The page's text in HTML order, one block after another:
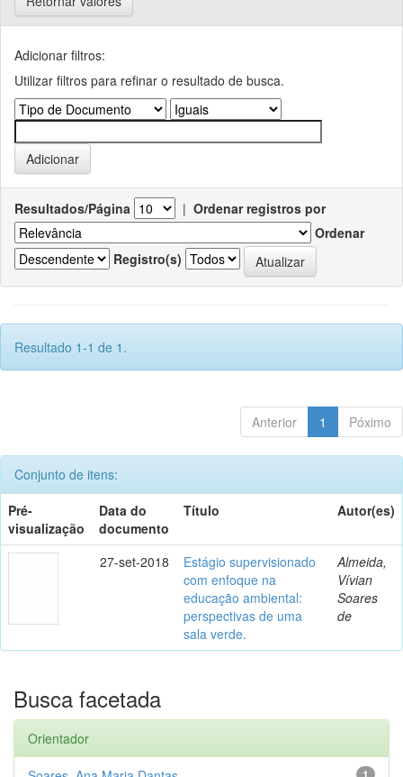
Adicionar filtros:
Utilizar filtros para refinar o resultado de busca.
Resultados/Página | Ordenar registros por
Ordenar
Registro(s)
Resultado 1-1 de 1.
Anterior 1 Póximo
Conjunto de itens:
Pré-
visualização
Data do
documento
Título Autor(es)
27-set-2018
Estágio supervisionado
com enfoque na
educação ambiental:
perspectivas de uma
sala verde.
Almeida,
Vívian
Soares
de
Busca facetada
Orientador